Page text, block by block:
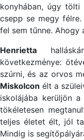
konyhában, úgy
csepp se megy
fel sem tűnne. Ahogy
Henrietta
következménye:
szúrni, és az orvos
Miskolcon élt a
iskolájába kerüljön
tökéletesen
teljes életet élt, jól
Mindig is